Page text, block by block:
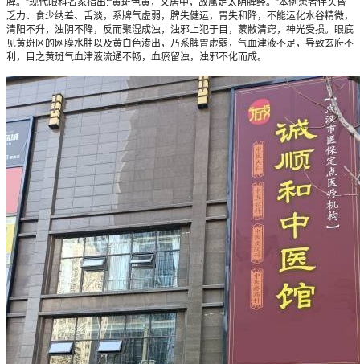
脾。”现代眼科名家指出:“黄斑色黄，又居中，故属足太阴脾经。”本例患者伴头昏
乏力、食少纳差、舌淡，系牌气虚弱，脾失健运，胃失和降，不能运化水谷精微，
清阳不升，浊阴不降，反而聚湿成浊，浊邪上犯于目，蒙敝清窍，神光受损。眼底
见黄斑区的网膜水肿以及黄白色渗出，乃系脾胃虚弱，气血津液不足，导致玄府不
利，目之黄斑气血津液流通不畅，血瘀留浊，浊邪不化而成。